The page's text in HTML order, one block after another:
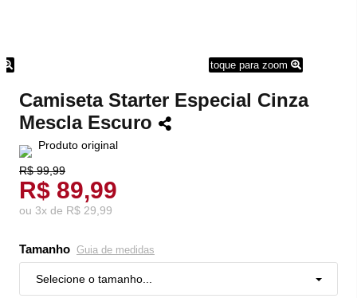
toque para zoom
Camiseta Starter Especial Cinza
Mescla Escuro
Produto original
R$ 99,99
R$ 89,99
ou 3x de R$ 29,99
Tamanho Guia de medidas
Selecione o tamanho...